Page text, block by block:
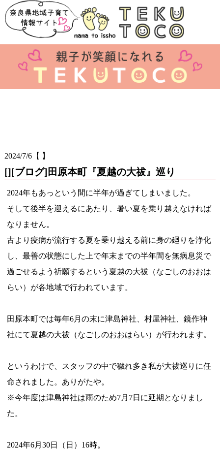
2024/7/6【 】
[][ブログ]田原本町『夏越の大祓』巡り
2024年もあっという間に半年が過ぎてしまいました。
そして後半を迎えるにあたり、暑い夏を乗り越えなければ
なりません。
古より疫病が流行する夏を乗り越える前に身の廻りを浄化
し、最善の状態にした上で年末までの半年間を無病息災で
過ごせるよう祈願するという夏越の大祓（なごしのおおは
らい）が各地域で行われています。
田原本町では毎年6月の末に津島神社、村屋神社、鏡作神
社にて夏越の大祓（なごしのおおはらい）が行われます。
というわけで、スタッフの中で穢れ多き私が大祓巡りに任
命されました。ありがたや。
※今年度は津島神社は雨のため7月7日に延期となりまし
た。
2024年6月30日（日）16時。